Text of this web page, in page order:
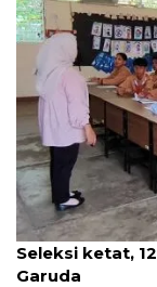
Seleksi ketat,
Garuda